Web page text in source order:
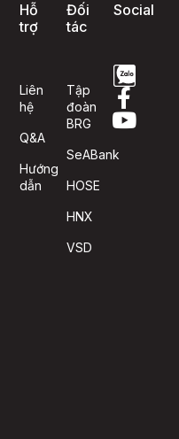
Hỗ
trợ
Liên
hệ
Q&A
Hướng
dẫn
Đối
tác
Tập
đoàn
BRG
SeABank
HOSE
HNX
VSD
Social